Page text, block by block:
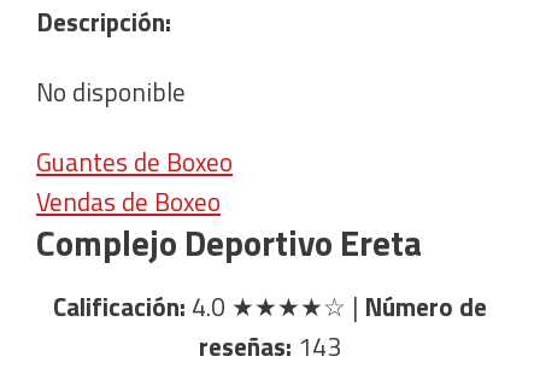
Descripción:
No disponible
Guantes de Boxeo
Vendas de Boxeo
Complejo Deportivo Ereta
Calificación: 4.0 ★★★★☆ | Número de
reseñas: 143